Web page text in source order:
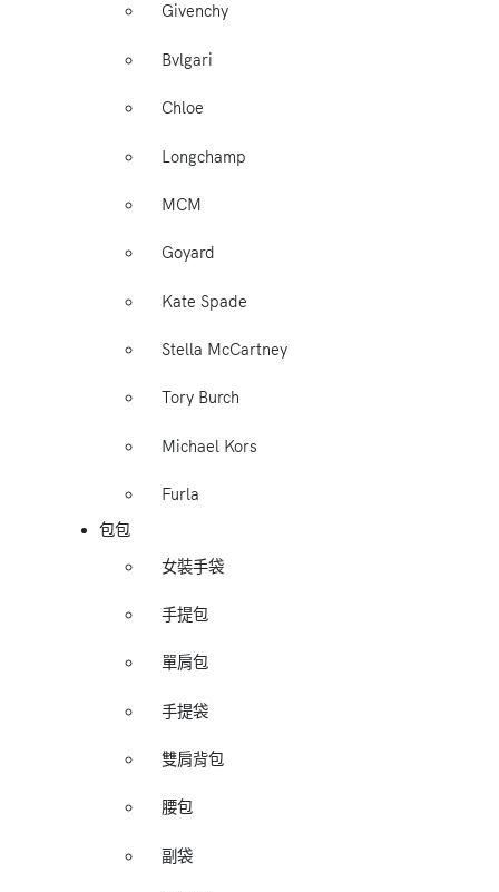
Givenchy
Bvlgari
Chloe
Longchamp
MCM
Goyard
Kate Spade
Stella McCartney
Tory Burch
Michael Kors
Furla
包包
女裝手袋
手提包
單肩包
手提袋
雙肩背包
腰包
副袋